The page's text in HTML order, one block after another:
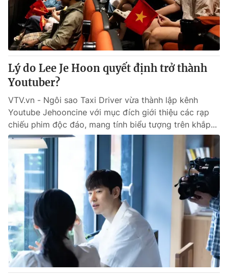
Sản phẩm
Thị trường
Tư vấn
Lịch phát sóng
Chuyên mục khác
Emagazine
Photo Infographic
Video
VTV Money VTV Thể thao
VTV Sức khoẻ Bất động sản
Thị trường 24h Tấm lòng Việt
VTV4 Vươn mình bằng AI
Lý do Lee Je Hoon quyết định trở thành
Youtuber?
VTV.vn - Ngôi sao Taxi Driver vừa thành lập kênh
Youtube Jehooncine với mục đích giới thiệu các rạp
chiếu phim độc đáo, mang tính biểu tượng trên khắp...